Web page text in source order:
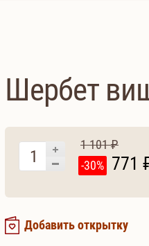
Шербет
1 101 ₽
-30% 771
Добавить открытку